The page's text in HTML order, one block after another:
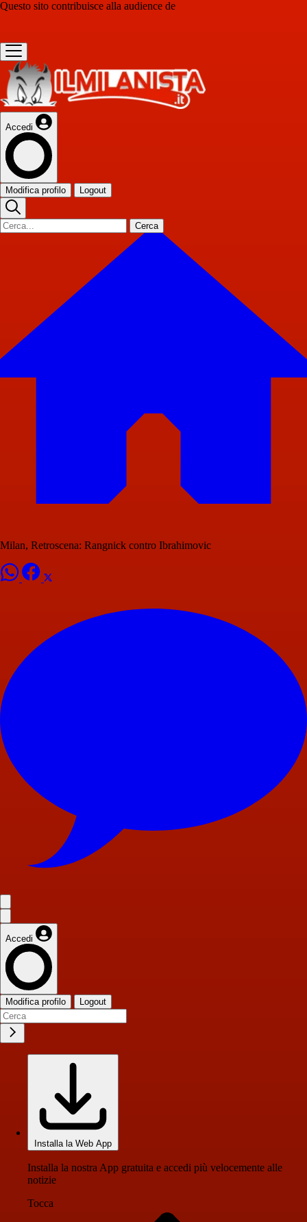
Questo sito contribuisce alla audience de
Accedi
Modifica profilo Logout
Cerca
Milan, Retroscena: Rangnick contro Ibrahimovic
Accedi
Modifica profilo Logout
Installa la Web App
Installa la nostra App gratuita e accedi più velocemente alle
notizie
Tocca